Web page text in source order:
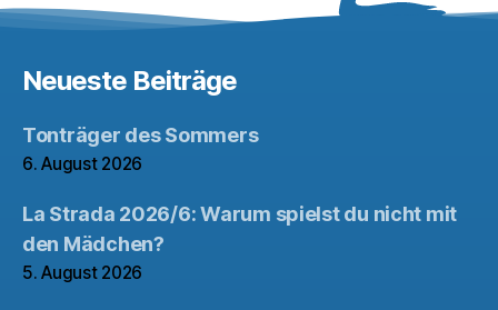
Neueste Beiträge
Tonträger des Sommers
6. August 2026
La Strada 2026/6: Warum spielst du nicht mit
den Mädchen?
5. August 2026